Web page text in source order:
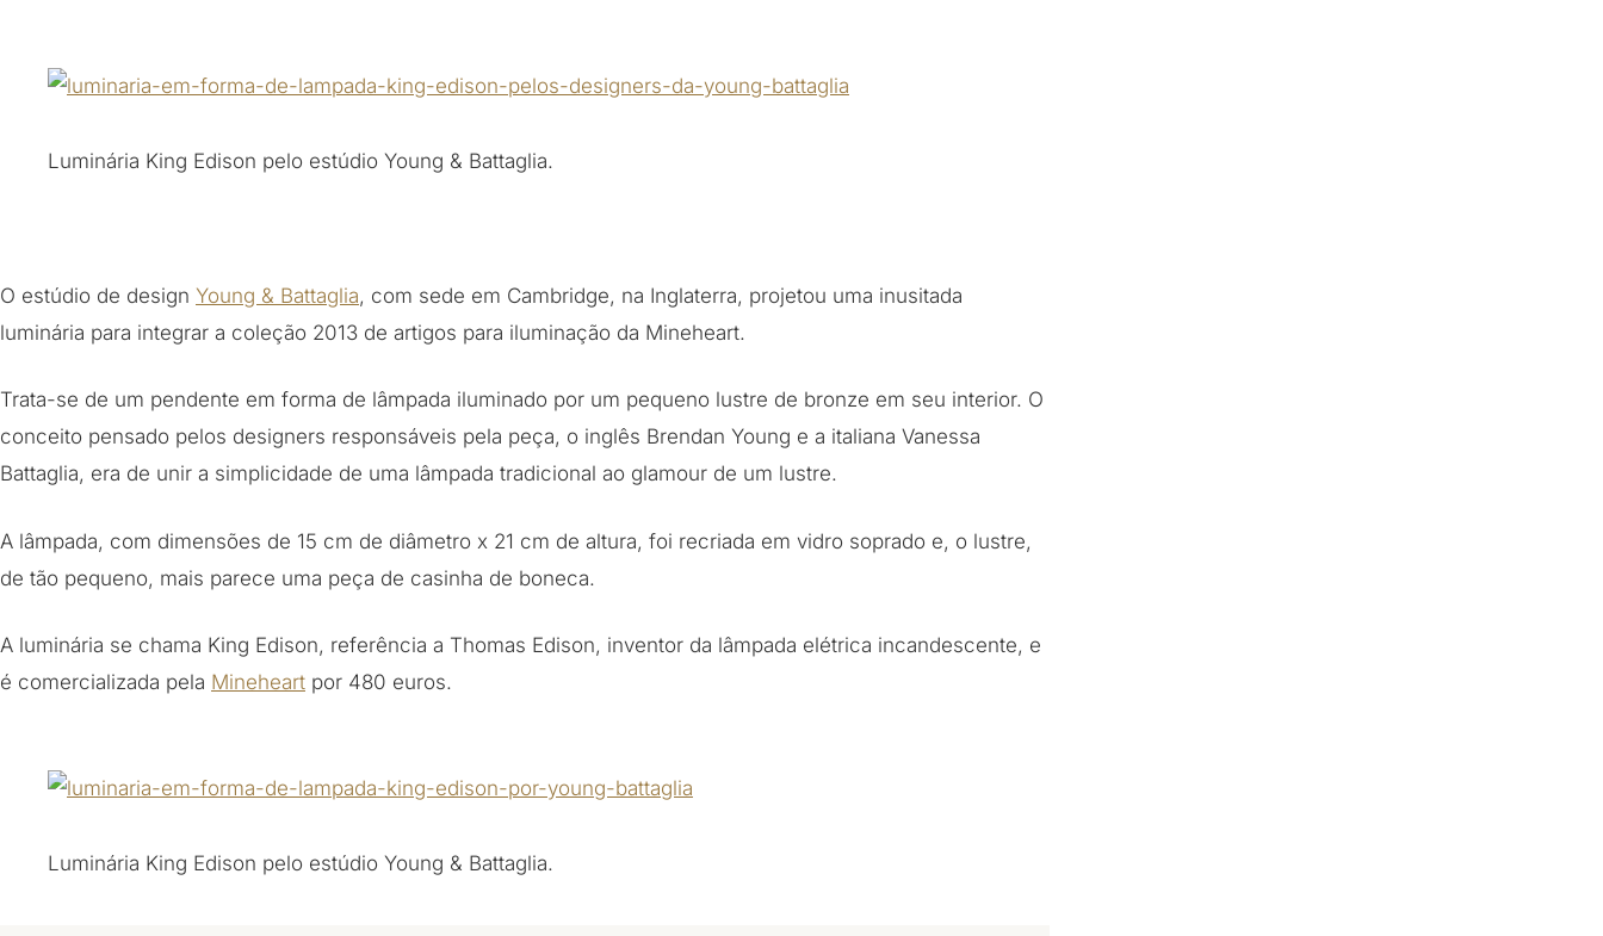
Luminária King Edison pelo estúdio Young & Battaglia.
O estúdio de design Young & Battaglia, com sede em Cambridge, na Inglaterra, projetou uma inusitada
luminária para integrar a coleção 2013 de artigos para iluminação da Mineheart.
Trata-se de um pendente em forma de lâmpada iluminado por um pequeno lustre de bronze em seu interior. O
conceito pensado pelos designers responsáveis pela peça, o inglês Brendan Young e a italiana Vanessa
Battaglia, era de unir a simplicidade de uma lâmpada tradicional ao glamour de um lustre.
A lâmpada, com dimensões de 15 cm de diâmetro x 21 cm de altura, foi recriada em vidro soprado e, o lustre,
de tão pequeno, mais parece uma peça de casinha de boneca.
A luminária se chama King Edison, referência a Thomas Edison, inventor da lâmpada elétrica incandescente, e
é comercializada pela Mineheart por 480 euros.
Luminária King Edison pelo estúdio Young & Battaglia.